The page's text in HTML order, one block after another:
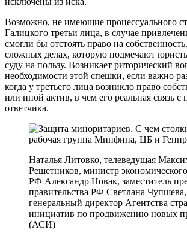
Возможно, не имеющие процессуального
Галицкого третьи лица, в случае
смогли бы отстоять право на
сложных делах, которую подмечают
суду на пользу. Возникает риторический
необходимости этой спешки, если важно
когда у третьего лица возникло право
или иной актив, в чем его реальная связь с
ответчика.
Наталья Литовко, телеведущая
Решетников, министр
РФ Александр Новак, заместитель
правительства РФ Светлана Чупшева,
генеральный директор Агентства
инициатив по продвижению новых
(АСИ)